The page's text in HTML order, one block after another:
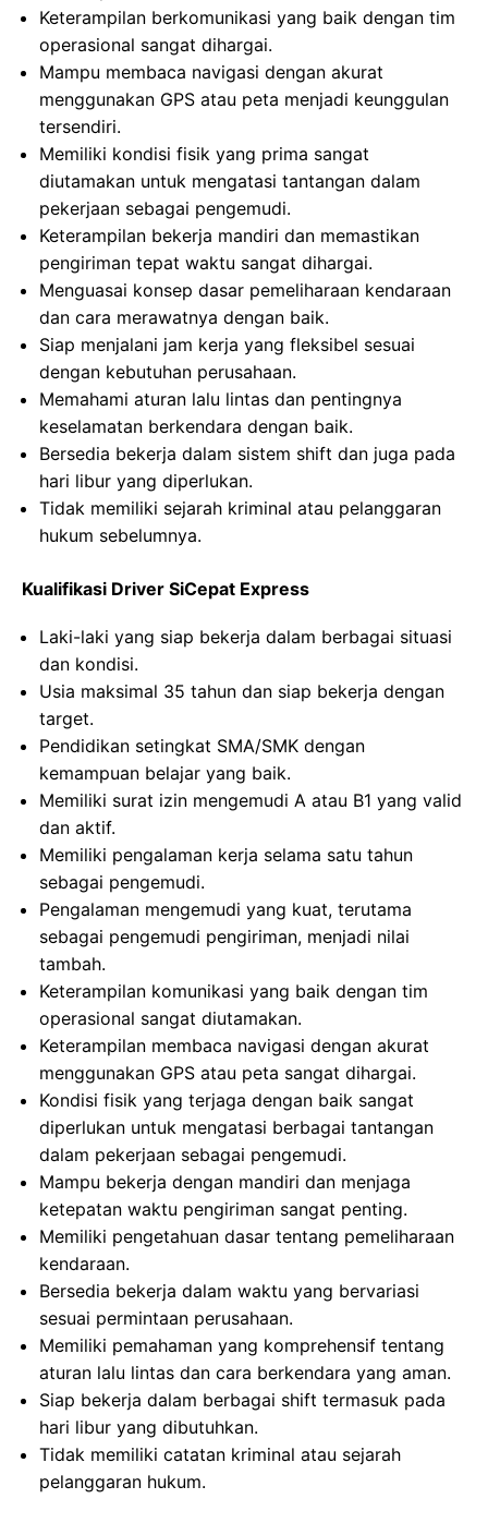
Keterampilan berkomunikasi yang baik dengan tim
operasional sangat dihargai.
Mampu membaca navigasi dengan akurat
menggunakan GPS atau peta menjadi keunggulan
tersendiri.
Memiliki kondisi fisik yang prima sangat
diutamakan untuk mengatasi tantangan dalam
pekerjaan sebagai pengemudi.
Keterampilan bekerja mandiri dan memastikan
pengiriman tepat waktu sangat dihargai.
Menguasai konsep dasar pemeliharaan kendaraan
dan cara merawatnya dengan baik.
Siap menjalani jam kerja yang fleksibel sesuai
dengan kebutuhan perusahaan.
Memahami aturan lalu lintas dan pentingnya
keselamatan berkendara dengan baik.
Bersedia bekerja dalam sistem shift dan juga pada
hari libur yang diperlukan.
Tidak memiliki sejarah kriminal atau pelanggaran
hukum sebelumnya.
Kualifikasi Driver SiCepat Express
Laki-laki yang siap bekerja dalam berbagai situasi
dan kondisi.
Usia maksimal 35 tahun dan siap bekerja dengan
target.
Pendidikan setingkat SMA/SMK dengan
kemampuan belajar yang baik.
Memiliki surat izin mengemudi A atau B1 yang valid
dan aktif.
Memiliki pengalaman kerja selama satu tahun
sebagai pengemudi.
Pengalaman mengemudi yang kuat, terutama
sebagai pengemudi pengiriman, menjadi nilai
tambah.
Keterampilan komunikasi yang baik dengan tim
operasional sangat diutamakan.
Keterampilan membaca navigasi dengan akurat
menggunakan GPS atau peta sangat dihargai.
Kondisi fisik yang terjaga dengan baik sangat
diperlukan untuk mengatasi berbagai tantangan
dalam pekerjaan sebagai pengemudi.
Mampu bekerja dengan mandiri dan menjaga
ketepatan waktu pengiriman sangat penting.
Memiliki pengetahuan dasar tentang pemeliharaan
kendaraan.
Bersedia bekerja dalam waktu yang bervariasi
sesuai permintaan perusahaan.
Memiliki pemahaman yang komprehensif tentang
aturan lalu lintas dan cara berkendara yang aman.
Siap bekerja dalam berbagai shift termasuk pada
hari libur yang dibutuhkan.
Tidak memiliki catatan kriminal atau sejarah
pelanggaran hukum.